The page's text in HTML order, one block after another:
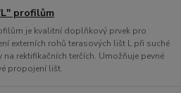
profilům
je kvalitní doplňkový prvek pro
externích rohů terasových lišt L při suché
rektifikačních terčích. Umožňuje pevné
propojení lišt.